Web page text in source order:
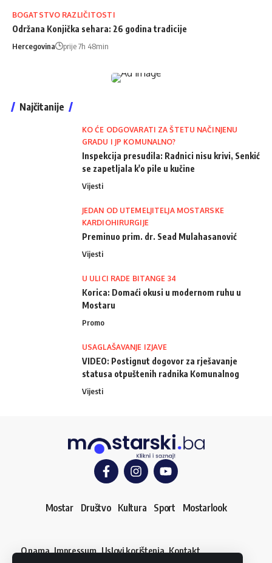
BOGATSTVO RAZLIČITOSTI
Održana Konjička sehara: 26 godina tradicije
Hercegovina prije 7h 48min
Najčitanije
KO ĆE ODGOVARATI ZA ŠTETU NAČINJENU
GRADU I JP KOMUNALNO?
Inspekcija presudila: Radnici nisu krivi, Senkić
se zapetljala k'o pile u kučine
Vijesti
JEDAN OD UTEMELJITELJA MOSTARSKE
KARDIOHIRURGIJE
Preminuo prim. dr. Sead Mulahasanović
Vijesti
U ULICI RADE BITANGE 34
Korica: Domaći okusi u modernom ruhu u
Mostaru
Promo
USAGLAŠAVANJE IZJAVE
VIDEO: Postignut dogovor za rješavanje
statusa otpuštenih radnika Komunalnog
Vijesti
Mostar Društvo Kultura Sport Mostarlook
O nama Impressum Uslovi korištenja Kontakt